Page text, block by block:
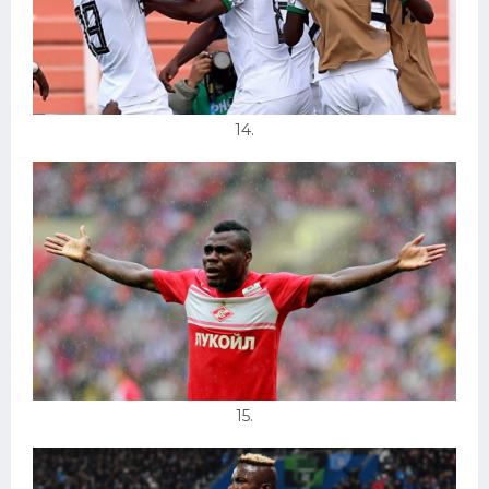
14.
15.